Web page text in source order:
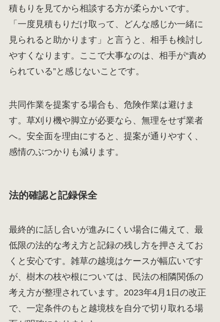
積もりを見てから相談する方が柔らかいです。
「一度見積もりだけ取って、どんな感じか一緒に
見られると助かります」と言うと、相手も検討し
やすくなります。ここで大事なのは、相手が“責め
られている”と感じないことです。
共同作業を提案する場合も、危険作業は避けま
す。草刈り機や脚立が必要なら、無理をせず業者
へ。安全面を理由にすると、提案が通りやすく、
感情のぶつかりも減ります。
法的確認と記録保全
最終的に話し合いが進みにくい場合に備えて、最
低限の法的な考え方と記録の残し方を押さえてお
くと安心です。雑草の越境はケースが幅広いです
が、樹木の枝や根については、民法の相隣関係の
考え方が整理されています。2023年4月1日の改正
で、一定条件のもと越境枝を自分で切り取れる場